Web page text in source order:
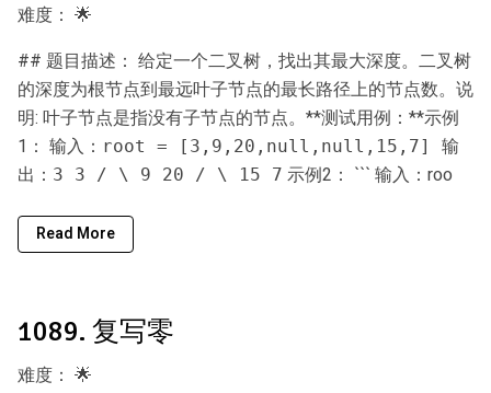
难度： 🌟
## 题目描述： 给定一个二叉树，找出其最大深度。二叉树
的深度为根节点到最远叶子节点的最长路径上的节点数。说
明: 叶子节点是指没有子节点的节点。**测试用例：**示例
1： 输入：root = [3,9,20,null,null,15,7] 输
出：3 3 / \ 9 20 / \ 15 7 示例2： ``` 输入：roo
Read More
1089. 复写零
难度： 🌟